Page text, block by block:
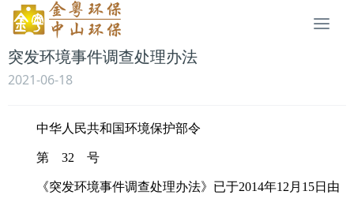
突发环境事件调查处理办法
2021-06-18
中华人民共和国环境保护部令
第 32 号
《突发环境事件调查处理办法》已于2014年12月15日由